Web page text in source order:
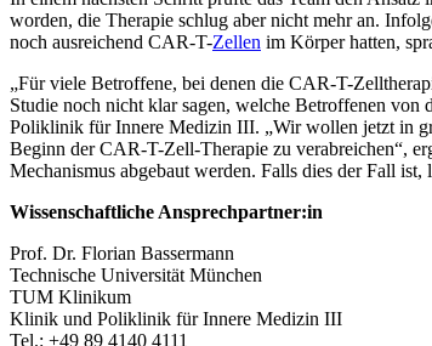
worden, die Therapie schlug aber nicht mehr an.
noch ausreichend CAR-T-Zellen im Körper hatten,
„Für viele Betroffene, bei denen die CAR-T-
Studie noch nicht klar sagen, welche Betroffenen
Poliklinik für Innere Medizin III. „Wir wollen jetzt in
Beginn der CAR-T-Zell-Therapie zu verabreichen“,
Mechanismus abgebaut werden. Falls dies der Fall
Wissenschaftliche Ansprechpartner:in
Prof. Dr. Florian Bassermann
Technische Universität München
TUM Klinikum
Klinik und Poliklinik für Innere Medizin III
Tel.: +49 89 4140 4111